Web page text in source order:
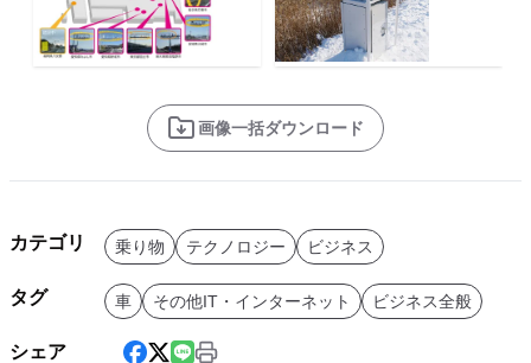
画像一括ダウンロード
カテゴリ 乗り物 テクノロジー ビジネス
タグ 車 その他IT・インターネット ビジネス全般
シェア